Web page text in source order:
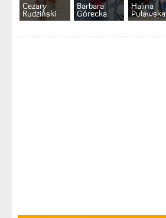
Cezary
Rudziński
Barbara
Górecka
Halina
Puławska